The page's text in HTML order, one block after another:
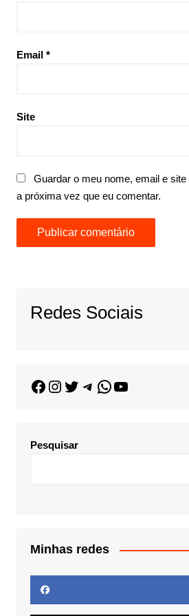
Email *
Site
Guardar o meu nome, email e
a próxima vez que eu comentar.
Redes Sociais
Pesquisar
Minhas redes